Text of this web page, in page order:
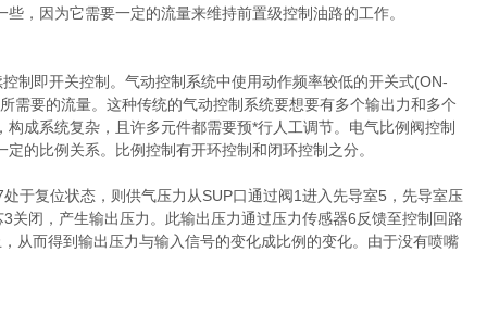
，因为它需要一定的流量来维持前置级控制油路的工作。
即开关控制。气动控制系统中使用动作频率较低的开关式(ON-
需要的流量。这种传统的气动控制系统要想要有多个输出力和多个
成系统复杂，且许多元件都需要预*行人工调节。电气比例阀控制
的比例关系。比例控制有开环控制和闭环控制之分。
复位状态，则供气压力从SUP口通过阀1进入先导室5，先导室压
闭，产生输出压力。此输出压力通过压力传感器6反馈至控制回路
从而得到输出压力与输入信号的变化成比例的变化。由于没有喷嘴